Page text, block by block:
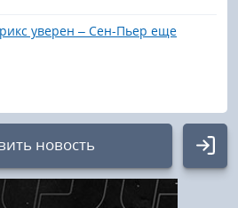
уверен – Сен-Пьер еще
новость